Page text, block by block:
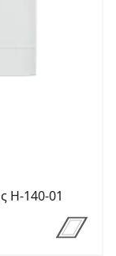
H-140-01